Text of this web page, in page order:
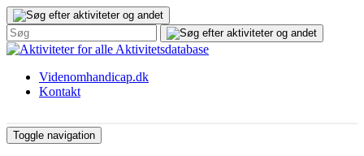
Gå
til
indhold
Aktivitetsdatabase
Videnomhandicap.dk
Kontakt
Toggle navigation